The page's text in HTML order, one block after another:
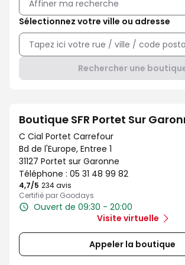
Affiner ma recherche
Sélectionnez votre ville ou adresse
Rechercher une
Boutique SFR Portet Sur
C Cial Portet Carrefour
Bd de l'Europe, Entree 1
31127 Portet sur Garonne
Téléphone : 05 31 48 99 82
4,7/5 Note de 4.7 sur 5
234 avis
Certifié par Goodays
Ouvert de 09:30 - 20:00
Visite virtuelle
Appeler la boutique